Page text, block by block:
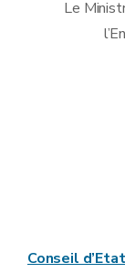
Le
Conseil d’Etat